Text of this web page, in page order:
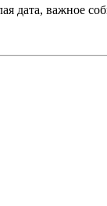
дата, важное